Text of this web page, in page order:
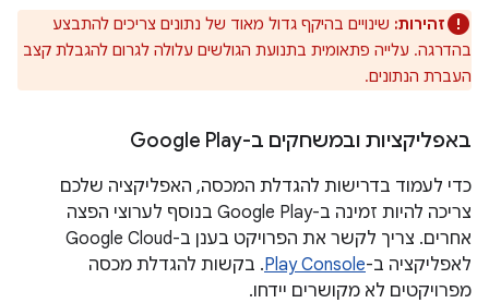
זהירות: שינויים בהיקף גדול מאוד של נתונים צריכים להתבצע
בהדרגה. עלייה פתאומית בתנועת הגולשים עלולה לגרום להגבלת קצב
העברת הנתונים.
באפליקציות ובמשחקים ב-Google Play
כדי לעמוד בדרישות להגדלת המכסה, האפליקציה שלכם
צריכה להיות זמינה ב-Google Play בנוסף לערוצי הפצה
אחרים. צריך לקשר את הפרויקט בענן ב-Google Cloud
לאפליקציה ב-Play Console. בקשות להגדלת מכסה
מפרויקטים לא מקושרים יידחו.